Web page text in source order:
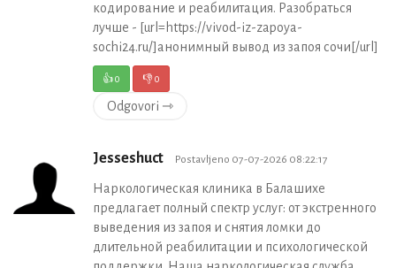
кодирование и реабилитация. Разобраться
лучше - [url=https://vivod-iz-zapoya-
sochi24.ru/]анонимный вывод из запоя сочи[/url]
👍0 👎0
Odgovori ⇾
Jesseshuct Postavljeno 07-07-2026 08:22:17
Наркологическая клиника в Балашихе
предлагает полный спектр услуг: от экстренного
выведения из запоя и снятия ломки до
длительной реабилитации и психологической